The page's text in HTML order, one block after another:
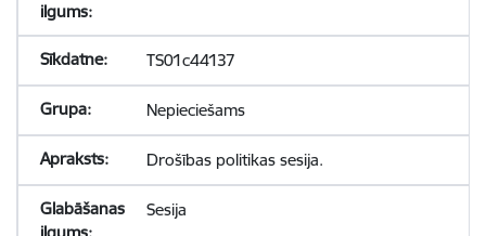
TS01c44137
Nepieciešams
Drošības politikas sesija.
Sesija